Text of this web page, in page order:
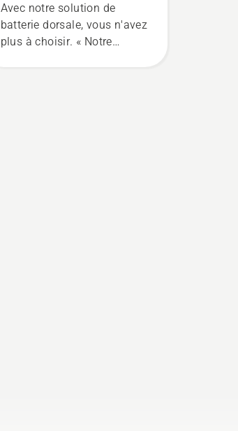
Avec notre solution de
batterie dorsale, vous n'avez
plus à choisir. « Notre